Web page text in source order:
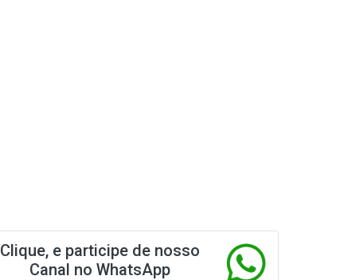
Clique, e participe de nosso
Canal no WhatsApp